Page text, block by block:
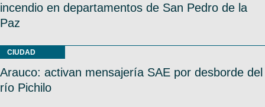
incendio en departamentos de San Pedro de la
Paz
CIUDAD
Arauco: activan mensajería SAE por desborde del
río Pichilo